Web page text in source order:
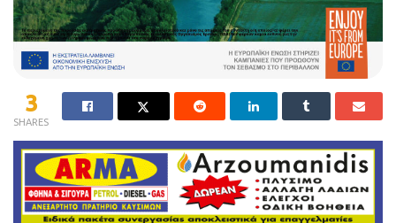
3
SHARES